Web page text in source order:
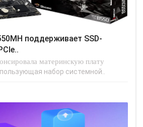
материнскую плату
набор системной..